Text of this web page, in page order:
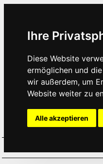
Ihre
Diese Website
ermöglichen und
wir außerdem, um
Website weiter zu
Alle akzeptieren